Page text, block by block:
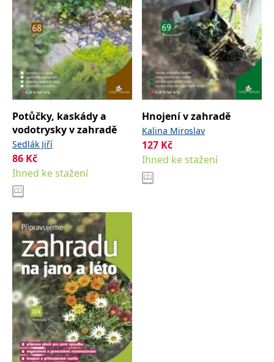
Potůčky, kaskády a
vodotrysky v zahradě
Sedlák Jiří
86 Kč
Ihned ke stažení
Hnojení v zahradě
Kalina Miroslav
127 Kč
Ihned ke stažení